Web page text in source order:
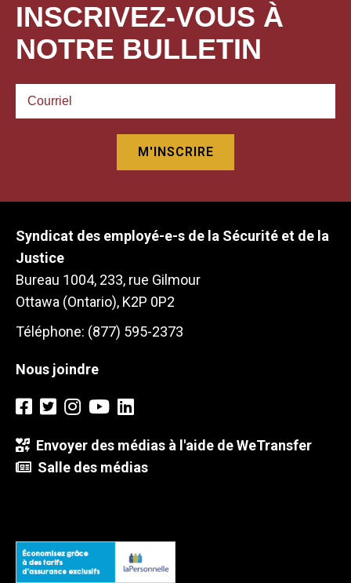
INSCRIVEZ-VOUS À
NOTRE BULLETIN
Syndicat des employé-e-s de la Sécurité et de la
Justice
Bureau 1004, 233, rue Gilmour
Ottawa (Ontario), K2P 0P2
Téléphone: (877) 595-2373
Nous joindre
Envoyer des médias à l'aide de WeTransfer
Salle des médias